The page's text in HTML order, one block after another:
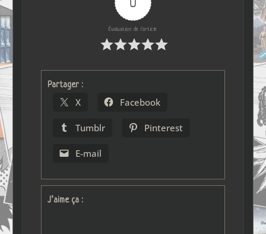
Évaluation de l'article
Partager :
X Facebook
Tumblr Pinterest
E-mail
J’aime ça :